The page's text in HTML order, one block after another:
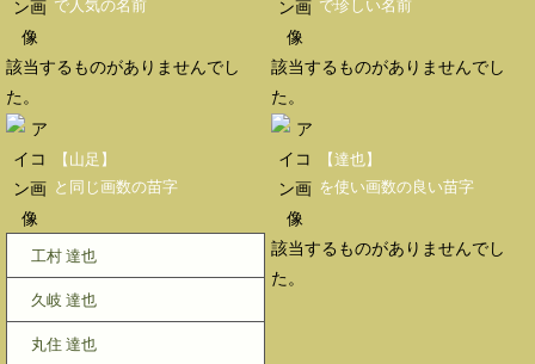
で人気の名前
該当するものがありませんでし
た。
で珍しい名前
該当するものがありませんでし
た。
【山足】
と同じ画数の苗字
工村 達也
久岐 達也
丸住 達也
【達也】
を使い画数の良い苗字
該当するものがありませんでし
た。